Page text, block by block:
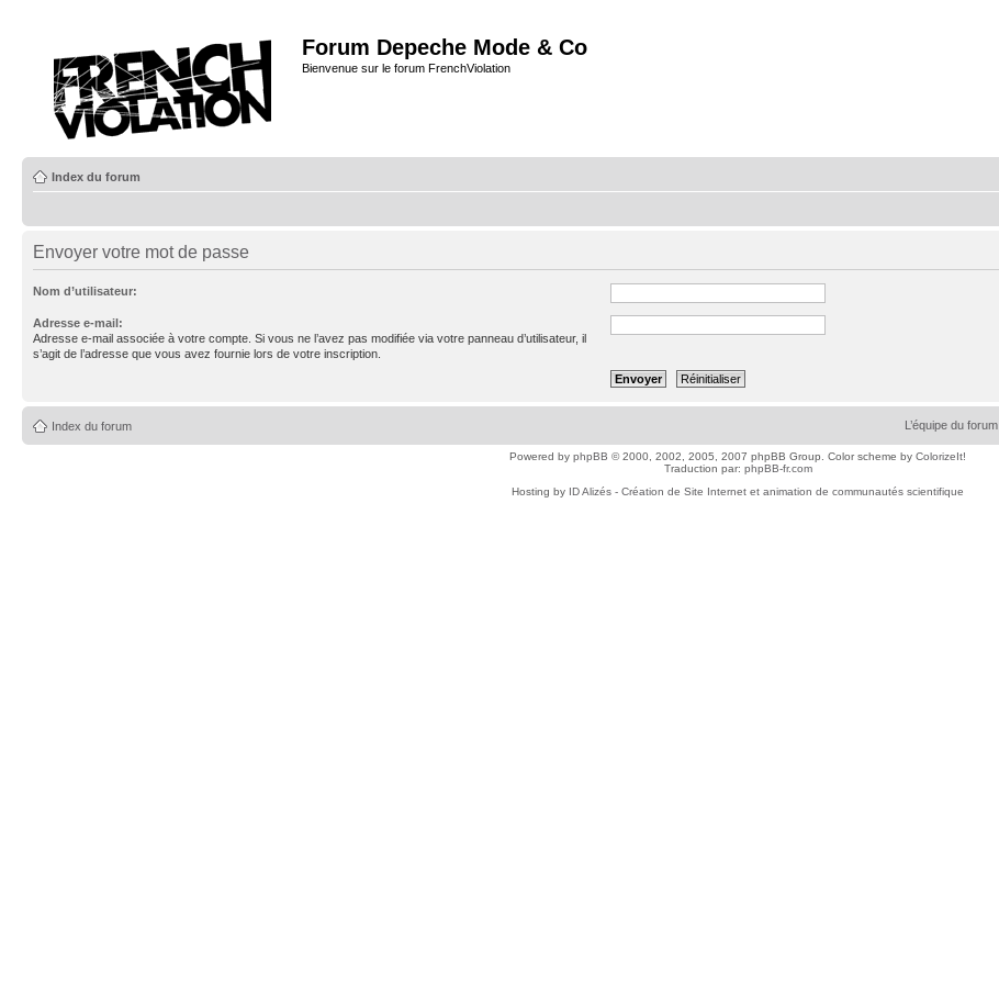
Forum Depeche Mode & Co
Bienvenue sur le forum FrenchViolation
Index du forum
Envoyer votre mot de passe
Nom d’utilisateur:
Adresse e-mail:
Adresse e-mail associée à votre compte. Si vous ne l’avez pas modifiée via votre panneau d’utilisateur, il
s’agit de l’adresse que vous avez fournie lors de votre inscription.
Index du forum L’équipe du forum
Powered by phpBB © 2000, 2002, 2005, 2007 phpBB Group. Color scheme by ColorizeIt!
Traduction par: phpBB-fr.com
Hosting by ID Alizés - Création de Site Internet et animation de communautés scientifique